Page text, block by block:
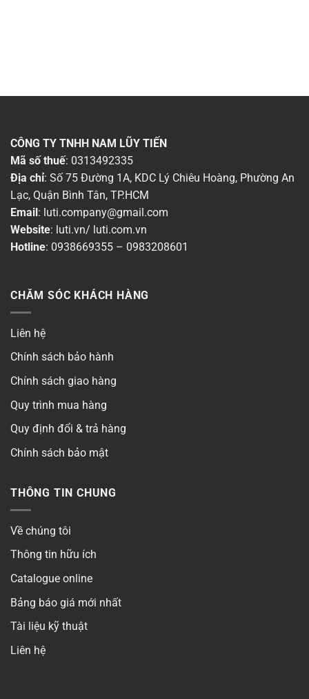
CÔNG TY TNHH NAM LŨY TIẾN
Mã số thuế: 0313492335
Địa chỉ: Số 75 Đường 1A, KDC Lý Chiêu Hoàng, Phường An
Lạc, Quận Bình Tân, TP.HCM
Email : luti.company@gmail.com
Website: luti.vn/ luti.com.vn
Hotline: 0938669355 – 0983208601
CHĂM SÓC KHÁCH HÀNG
Liên hệ
Chính sách bảo hành
Chính sách giao hàng
Quy trình mua hàng
Quy định đổi & trả hàng
Chính sách bảo mật
THÔNG TIN CHUNG
Về chúng tôi
Thông tin hữu ích
Catalogue online
Bảng báo giá mới nhất
Tài liệu kỹ thuật
Liên hệ